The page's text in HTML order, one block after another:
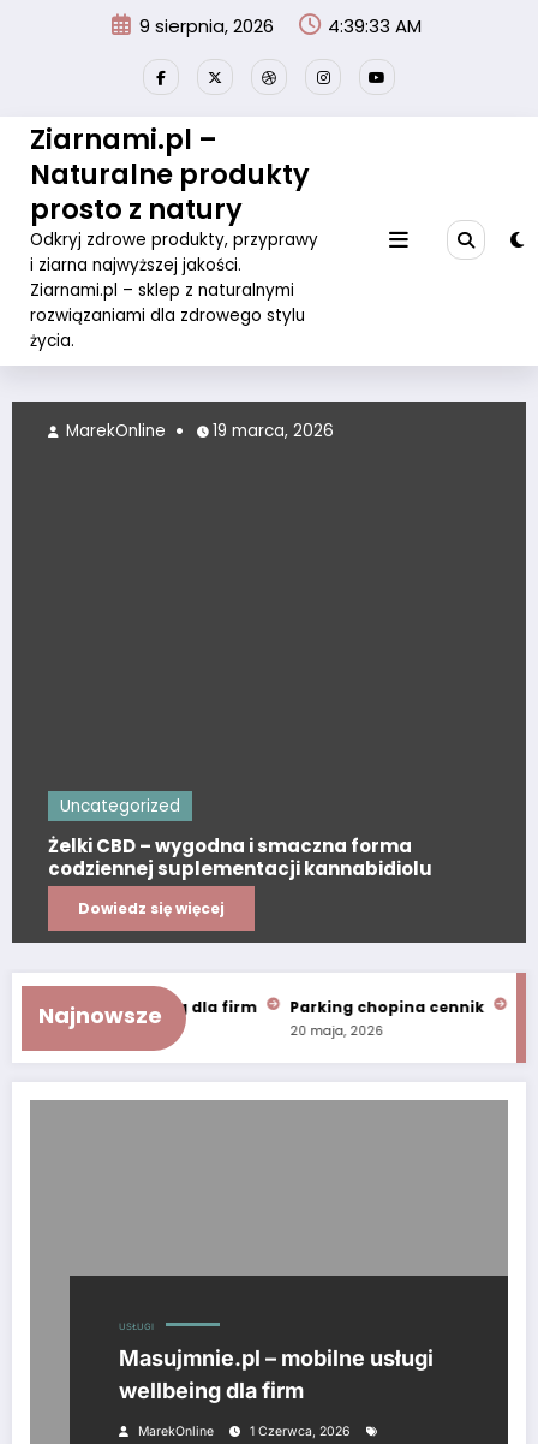
9 sierpnia, 2026 4:39:33 AM
Ziarnami.pl –
Naturalne produkty
prosto z natury
Odkryj zdrowe produkty, przyprawy
i ziarna najwyższej jakości.
Ziarnami.pl – sklep z naturalnymi
rozwiązaniami dla zdrowego stylu
życia.
Uncategorized
Żelki CBD – wygodna i smaczna forma
codziennej suplementacji kannabidiolu
Dowiedz się więcej
MarekOnline 19 marca, 2026
Najnowsze
usługi wellbeing dla firm Parking chopina cennik
20 maja, 2026
USŁUGI
Masujmnie.pl – mobilne usługi
wellbeing dla firm
MarekOnline
1 Czerwca, 2026